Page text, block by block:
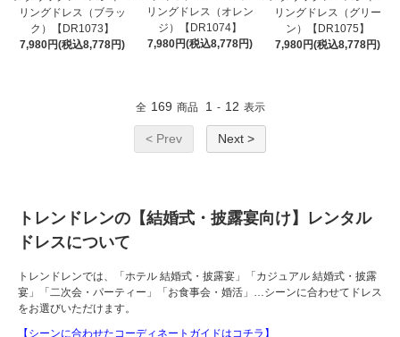
リングドレス（ブラッ
ク）【DR1073】
7,980円(税込8,778円)
リングドレス（オレン
ジ）【DR1074】
7,980円(税込8,778円)
リングドレス（グリー
ン）【DR1075】
7,980円(税込8,778円)
全 169 商品 1 - 12 表示
< Prev Next >
トレンドレンの【結婚式・披露宴向け】レンタル
ドレスについて
トレンドレンでは、「ホテル 結婚式・披露宴」「カジュアル 結婚式・披露
宴」「二次会・パーティー」「お食事会・婚活」…シーンに合わせてドレス
をお選びいただけます。
【シーンに合わせたコーディネートガイドはコチラ】